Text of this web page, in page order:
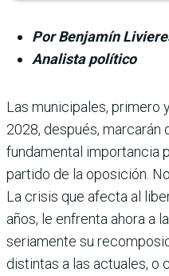
Por Benjamín
Analista político
Las municipales, primero
2028, después, marcarán
fundamental importancia
partido de la oposición.
La crisis que afecta al
años, le enfrenta ahora a
seriamente su
distintas a las actuales, o